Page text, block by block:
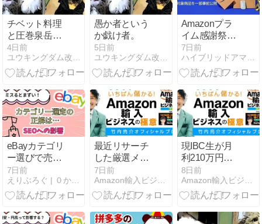
チベット料理
と圧巻泉岳
寺。
4日前
ユウキングダム改め69改め雑貨屋 69/ROCK
愚か者という
か戯け者。
5日前
ユウキングダム改め69改め雑貨屋 69/ROCK
Amazonプラ
イム感謝祭を
活用しよう！
積極的に活用
すべき理由と
説
7日前
ハイブリッドアマゾン輸入転売・月収２００万円を達成するブログ
eBayカテゴリ
ー選びで売上
が変わる？正
しい商品カテ
ゴリー選定と
を解説
7日前
えりぶろぐ | ０からeBayカメラ輸出ができるブログ
最近リサーチ
した厳選メー
カー250社を
教えます
7日前
現IBC生が月
利210万円達
成しました
8日前